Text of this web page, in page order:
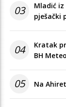
03
Mladić
pješački
04
Kratak
BH
05 Na Ahiret